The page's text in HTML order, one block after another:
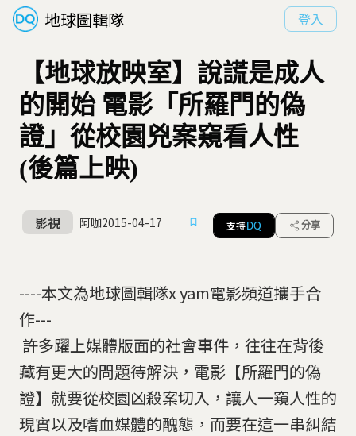
地球圖輯隊 登入
【地球放映室】說謊是成人
的開始 電影「所羅門的偽
證」從校園兇案窺看人性
(後篇上映)
影視 阿咖2015-04-17 支持 DQ 分享
----本文為地球圖輯隊x yam電影頻道攜手合
作---
許多躍上媒體版面的社會事件，往往在背後
藏有更大的問題待解決，電影【所羅門的偽
證】就要從校園凶殺案切入，讓人一窺人性的
現實以及嗜血媒體的醜態，而要在這一串糾結